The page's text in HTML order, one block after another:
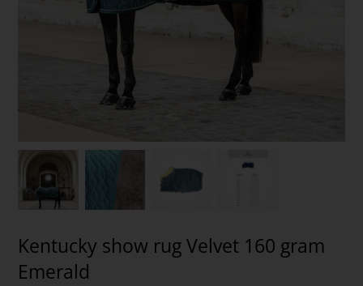
Kentucky show rug Velvet 160 gram
Emerald